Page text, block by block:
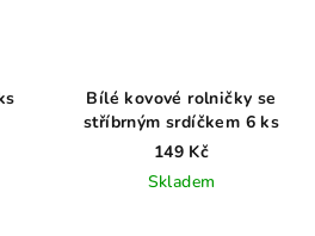
Bílé kovové rolničky se
stříbrným srdíčkem 6 ks
149 Kč
Skladem